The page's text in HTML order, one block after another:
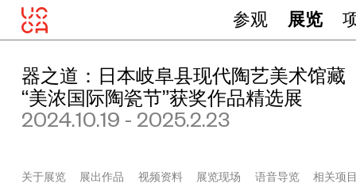
参观 展览
器之道：日本岐阜县现代陶艺美术馆藏
“美浓国际陶瓷节”获奖作品精选展
2024.10.19 - 2025.2.23
关于展览 展出作品 视频资料 展览现场 语音导览 相关项
c
m
（
）
，
中
5
.
3